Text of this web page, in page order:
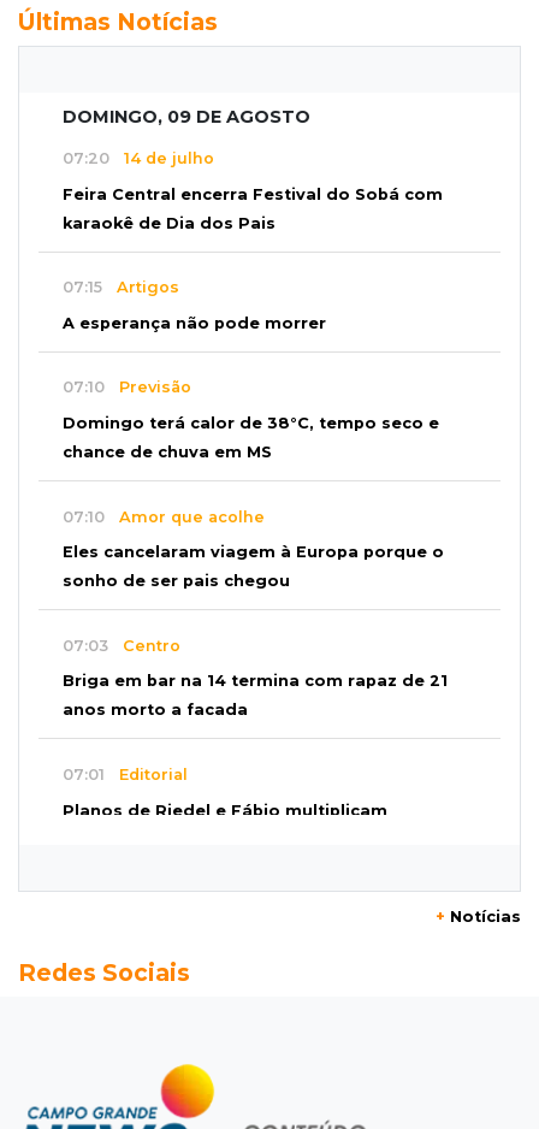
Últimas Notícias
DOMINGO, 09 DE AGOSTO
07:20 14 de julho
Feira Central encerra Festival do Sobá com
karaokê de Dia dos Pais
07:15 Artigos
A esperança não pode morrer
07:10 Previsão
Domingo terá calor de 38°C, tempo seco e
chance de chuva em MS
07:10 Amor que acolhe
Eles cancelaram viagem à Europa porque o
sonho de ser pais chegou
07:03 Centro
Briga em bar na 14 termina com rapaz de 21
anos morto a facada
07:01 Editorial
Planos de Riedel e Fábio multiplicam
homenagem aos pais
Resumão
Fluminense segura Botafogo no clássico e
+ Notícias
Redes Sociais